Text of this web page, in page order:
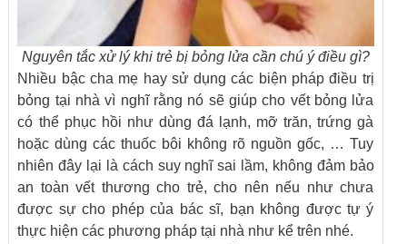
Nguyên tắc xử lý khi trẻ bị bỏng lửa cần chú ý điều gì?
Nhiều bậc cha mẹ hay sử dụng các biện pháp điều trị
bỏng tại nhà vì nghĩ rằng nó sẽ giúp cho vết bỏng lửa
có thể phục hồi như dùng đá lạnh, mỡ trăn, trứng gà
hoặc dùng các thuốc bôi không rõ nguồn gốc, … Tuy
nhiên đây lại là cách suy nghĩ sai lầm, không đảm bảo
an toàn vết thương cho trẻ, cho nên nếu như chưa
được sự cho phép của bác sĩ, bạn không được tự ý
thực hiện các phương pháp tại nhà như kể trên nhé.